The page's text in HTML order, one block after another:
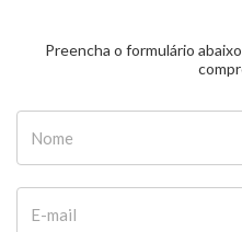
Preencha o formulário